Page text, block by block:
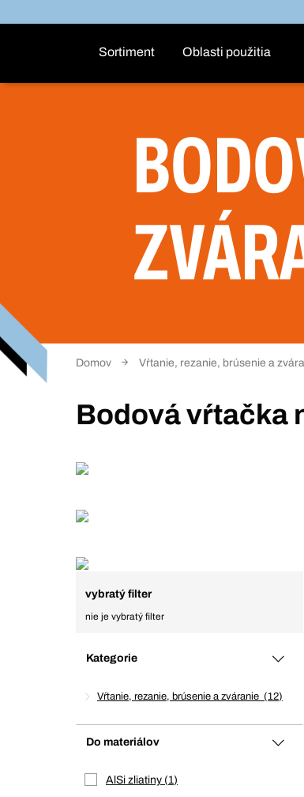
Sortiment Oblasti použitia
Domov Vŕtanie, rezanie, brúsenie a
Bodová vŕtačka
vybratý filter
nie je vybratý filter
Kategorie
Vŕtanie, rezanie, brúsenie a zváranie 12
Do materiálov
AlSi zliatiny 1